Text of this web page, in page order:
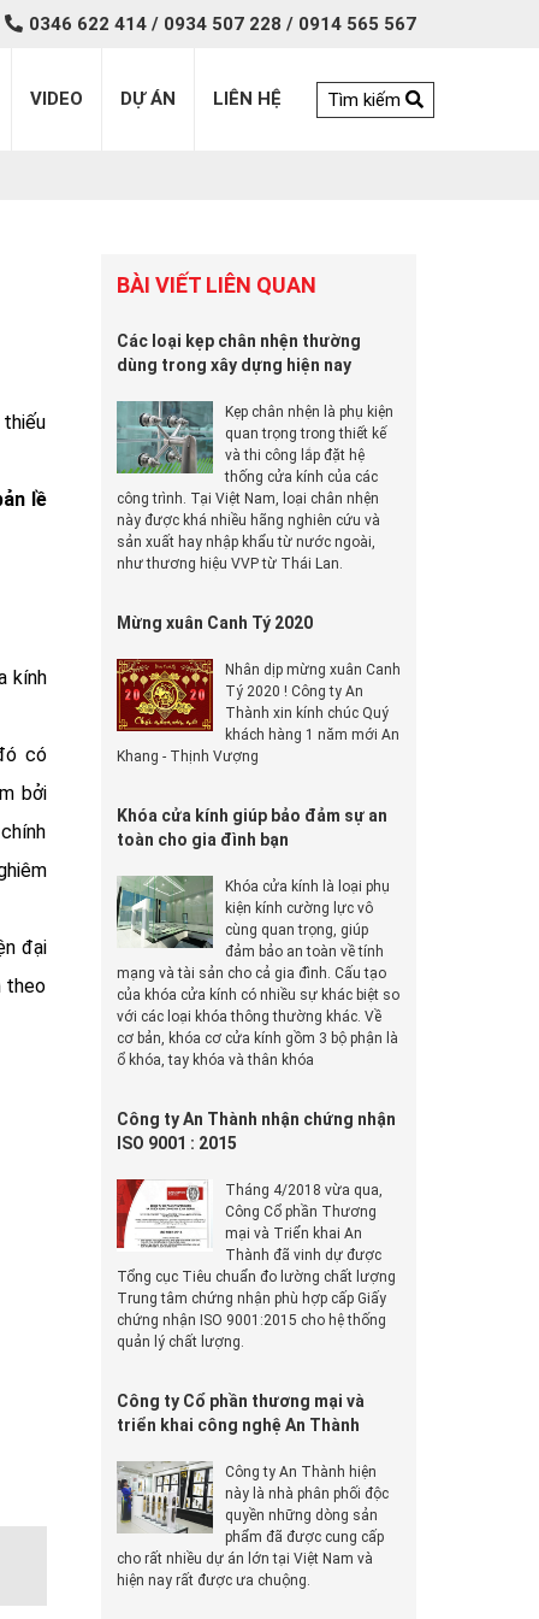
0346 622 414 / 0934 507 228 / 0914 565 567
VIDEO DỰ ÁN LIÊN HỆ Tìm kiếm
BÀI VIẾT LIÊN QUAN
Các loại kẹp chân nhện thường
dùng trong xây dựng hiện nay
Kẹp chân nhện là phụ kiện
quan trọng trong thiết kế
và thi công lắp đặt hệ
thống cửa kính của các
công trình. Tại Việt Nam, loại chân nhện
này được khá nhiều hãng nghiên cứu và
sản xuất hay nhập khẩu từ nước ngoài,
như thương hiệu VVP từ Thái Lan.
Mừng xuân Canh Tý 2020
Nhân dịp mừng xuân Canh
Tý 2020 ! Công ty An
Thành xin kính chúc Quý
khách hàng 1 năm mới An
Khang - Thịnh Vượng
Khóa cửa kính giúp bảo đảm sự an
toàn cho gia đình bạn
Khóa cửa kính là loại phụ
kiện kính cường lực vô
cùng quan trọng, giúp
đảm bảo an toàn về tính
mạng và tài sản cho cả gia đình. Cấu tạo
của khóa cửa kính có nhiều sự khác biệt so
với các loại khóa thông thường khác. Về
cơ bản, khóa cơ cửa kính gồm 3 bộ phận là
ổ khóa, tay khóa và thân khóa
Công ty An Thành nhận chứng nhận
ISO 9001 : 2015
Tháng 4/2018 vừa qua,
Công Cổ phần Thương
mại và Triển khai An
Thành đã vinh dự được
Tổng cục Tiêu chuẩn đo lường chất lượng
Trung tâm chứng nhận phù hợp cấp Giấy
chứng nhận ISO 9001:2015 cho hệ thống
quản lý chất lượng.
Công ty Cổ phần thương mại và
triển khai công nghệ An Thành
Công ty An Thành hiện
này là nhà phân phối độc
quyền những dòng sản
phẩm đã được cung cấp
cho rất nhiều dự án lớn tại Việt Nam và
hiện nay rất được ưa chuộng.
lề
kính
có
bởi
đại
theo